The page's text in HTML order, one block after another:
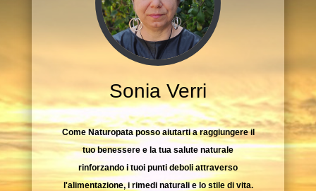
Sonia Verri
Come Naturopata posso aiutarti a raggiungere il
tuo benessere e la tua salute naturale
rinforzando i tuoi punti deboli attraverso
l'alimentazione, i rimedi naturali e lo stile di vita.